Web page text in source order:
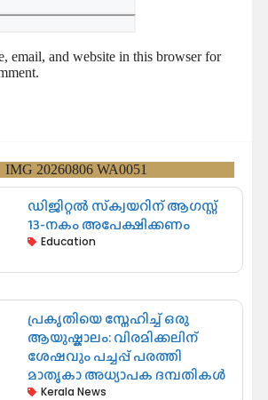
email, and website in this browser for
ഡിജിറ്റൽ സ്‌ക്വയറിന് ആഗസ്റ്റ്
13-നകം അപേക്ഷിക്കണം
Education
പ്രകൃതിയെ സ്നേഹിച്ച് ഒരു
ആയുഷ്കാലം: വിരമിക്കലിന്
ശേഷവും പച്ചപ്പ് പരത്തി
മാതൃകാ അധ്യാപക ദമ്പതികൾ
Kerala News